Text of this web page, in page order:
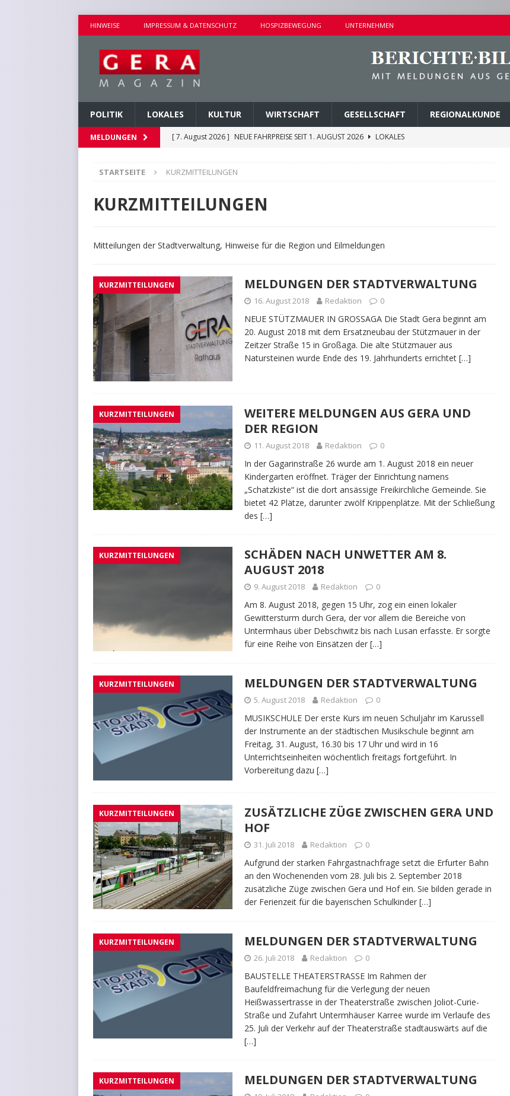
HINWEISE IMPRESSUM & DATENSCHUTZ HOSPIZBEWEGUNG UNTERNEHMEN
POLITIK LOKALES KULTUR WIRTSCHAFT GESELLSCHAFT REGIONALKUNDE
MELDUNGEN [ 7. August 2026 ] NEUE FAHRPREISE SEIT 1. AUGUST 2026
LOKALES
[ 6. August 2026 ] HINWEISE ZUM FÖRDERPROGRAMM „NEBENAN ANGEKOMMEN“
KURZMITTEILUNGEN
STARTSEITE KURZMITTEILUNGEN
KURZMITTEILUNGEN
Mitteilungen der Stadtverwaltung, Hinweise für die Region und Eilmeldungen
KURZMITTEILUNGEN MELDUNGEN DER STADTVERWALTUNG
16. August 2018 Redaktion 0
NEUE STÜTZMAUER IN GROSSAGA Die Stadt Gera beginnt am
20. August 2018 mit dem Ersatzneubau der Stützmauer in der
Zeitzer Straße 15 in Großaga. Die alte Stützmauer aus
Natursteinen wurde Ende des 19. Jahrhunderts errichtet […]
KURZMITTEILUNGEN
WEITERE MELDUNGEN AUS GERA UND
DER REGION
11. August 2018 Redaktion 0
In der Gagarinstraße 26 wurde am 1. August 2018 ein neuer
Kindergarten eröffnet. Träger der Einrichtung namens
„Schatzkiste“ ist die dort ansässige Freikirchliche Gemeinde. Sie
bietet 42 Plätze, darunter zwölf Krippenplätze. Mit der Schließung
des […]
KURZMITTEILUNGEN
SCHÄDEN NACH UNWETTER AM 8.
AUGUST 2018
9. August 2018 Redaktion 0
Am 8. August 2018, gegen 15 Uhr, zog ein einen lokaler
Gewittersturm durch Gera, der vor allem die Bereiche von
Untermhaus über Debschwitz bis nach Lusan erfasste. Er sorgte
für eine Reihe von Einsätzen der […]
KURZMITTEILUNGEN MELDUNGEN DER STADTVERWALTUNG
5. August 2018 Redaktion 0
MUSIKSCHULE Der erste Kurs im neuen Schuljahr im Karussell
der Instrumente an der städtischen Musikschule beginnt am
Freitag, 31. August, 16.30 bis 17 Uhr und wird in 16
Unterrichtseinheiten wöchentlich freitags fortgeführt. In
Vorbereitung dazu […]
KURZMITTEILUNGEN
ZUSÄTZLICHE ZÜGE ZWISCHEN GERA UND
HOF
31. Juli 2018 Redaktion 0
Aufgrund der starken Fahrgastnachfrage setzt die Erfurter Bahn
an den Wochenenden vom 28. Juli bis 2. September 2018
zusätzliche Züge zwischen Gera und Hof ein. Sie bilden gerade in
der Ferienzeit für die bayerischen Schulkinder […]
KURZMITTEILUNGEN MELDUNGEN DER STADTVERWALTUNG
26. Juli 2018 Redaktion 0
BAUSTELLE THEATERSTRASSE Im Rahmen der
Baufeldfreimachung für die Verlegung der neuen
Heißwassertrasse in der Theaterstraße zwischen Joliot-Curie-
Straße und Zufahrt Untermhäuser Karree wurde im Verlaufe des
25. Juli der Verkehr auf der Theaterstraße stadtauswärts auf die
[…]
KURZMITTEILUNGEN MELDUNGEN DER STADTVERWALTUNG